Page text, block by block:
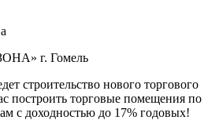
г. Гомель
строительство нового торгового
построить торговые помещения по
с доходностью до 17% годовых!